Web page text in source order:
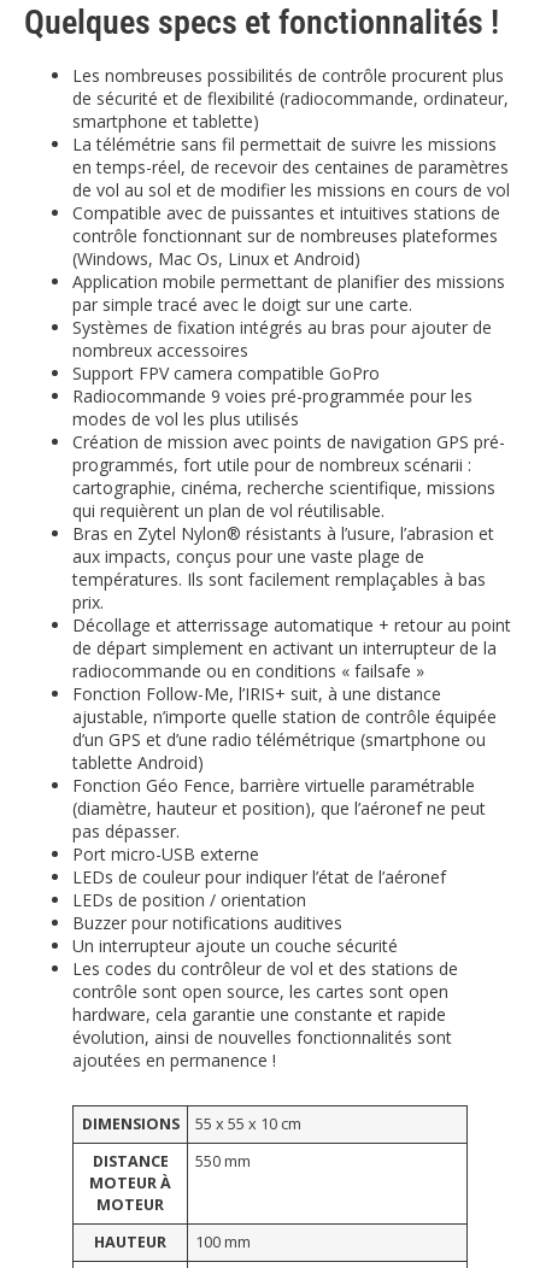
Quelques specs et fonctionnalités !
Les nombreuses possibilités de contrôle procurent plus
de sécurité et de flexibilité (radiocommande, ordinateur,
smartphone et tablette)
La télémétrie sans fil permettait de suivre les missions
en temps-réel, de recevoir des centaines de paramètres
de vol au sol et de modifier les missions en cours de vol
Compatible avec de puissantes et intuitives stations de
contrôle fonctionnant sur de nombreuses plateformes
(Windows, Mac Os, Linux et Android)
Application mobile permettant de planifier des missions
par simple tracé avec le doigt sur une carte.
Systèmes de fixation intégrés au bras pour ajouter de
nombreux accessoires
Support FPV camera compatible GoPro
Radiocommande 9 voies pré-programmée pour les
modes de vol les plus utilisés
Création de mission avec points de navigation GPS pré-
programmés, fort utile pour de nombreux scénarii :
cartographie, cinéma, recherche scientifique, missions
qui requièrent un plan de vol réutilisable.
Bras en Zytel Nylon® résistants à l’usure, l’abrasion et
aux impacts, conçus pour une vaste plage de
températures. Ils sont facilement remplaçables à bas
prix.
Décollage et atterrissage automatique + retour au point
de départ simplement en activant un interrupteur de la
radiocommande ou en conditions « failsafe »
Fonction Follow-Me, l’IRIS+ suit, à une distance
ajustable, n’importe quelle station de contrôle équipée
d’un GPS et d’une radio télémétrique (smartphone ou
tablette Android)
Fonction Géo Fence, barrière virtuelle paramétrable
(diamètre, hauteur et position), que l’aéronef ne peut
pas dépasser.
Port micro-USB externe
LEDs de couleur pour indiquer l’état de l’aéronef
LEDs de position / orientation
Buzzer pour notifications auditives
Un interrupteur ajoute un couche sécurité
Les codes du contrôleur de vol et des stations de
contrôle sont open source, les cartes sont open
hardware, cela garantie une constante et rapide
évolution, ainsi de nouvelles fonctionnalités sont
ajoutées en permanence !
DIMENSIONS
55 x 55 x 10 cm
DISTANCE
MOTEUR À
MOTEUR
550 mm
HAUTEUR
100 mm